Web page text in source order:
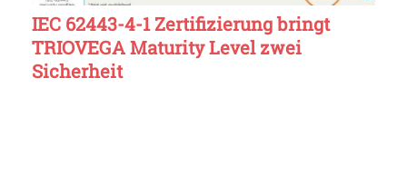
IEC 62443-4-1 Zertifizierung bringt
TRIOVEGA Maturity Level zwei
Sicherheit